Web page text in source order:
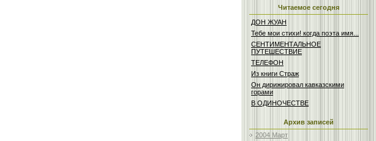
Читаемое сегодня
ДОН ЖУАН
Тебе мои стихи! когда поэта имя...
СЕНТИМЕНТАЛЬНОЕ
ПУТЕШЕСТВИЕ
ТЕЛЕФОН
Из книги Страж
Он дирижировал кавказскими
горами
В ОДИНОЧЕСТВЕ
Архив записей
2004 Март